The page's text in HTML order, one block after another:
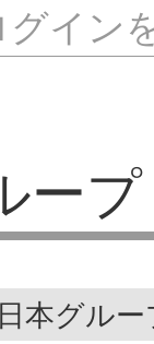
グイン
ープ
本グル